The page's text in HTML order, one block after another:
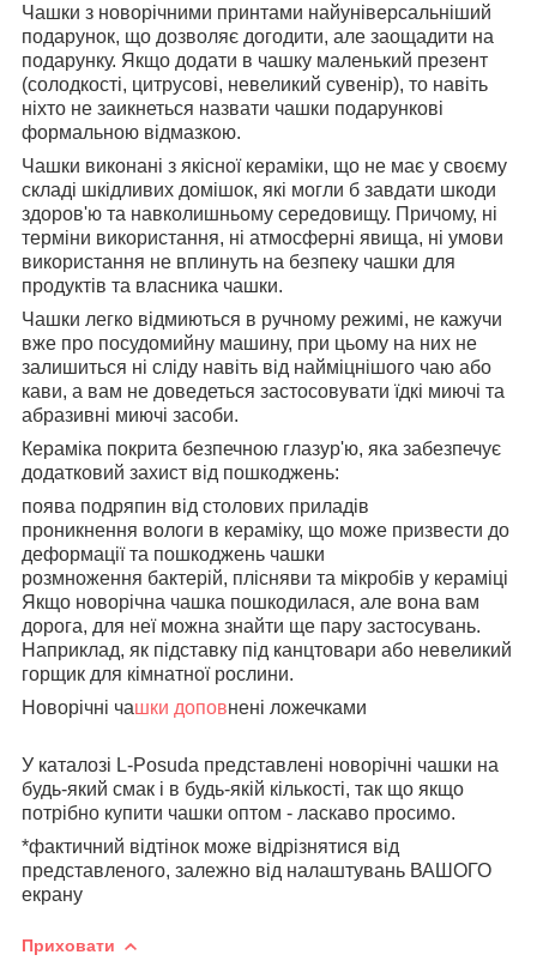
Чашки з новорічними принтами найуніверсальніший
подарунок, що дозволяє догодити, але заощадити на
подарунку. Якщо додати в чашку маленький презент
(солодкості, цитрусові, невеликий сувенір), то навіть
ніхто не заикнеться назвати чашки подарункові
формальною відмазкою.
Чашки виконані з якісної кераміки, що не має у своєму
складі шкідливих домішок, які могли б завдати шкоди
здоров'ю та навколишньому середовищу. Причому, ні
терміни використання, ні атмосферні явища, ні умови
використання не вплинуть на безпеку чашки для
продуктів та власника чашки.
Чашки легко відмиються в ручному режимі, не кажучи
вже про посудомийну машину, при цьому на них не
залишиться ні сліду навіть від найміцнішого чаю або
кави, а вам не доведеться застосовувати їдкі миючі та
абразивні миючі засоби.
Кераміка покрита безпечною глазур'ю, яка забезпечує
додатковий захист від пошкоджень:
поява подряпин від столових приладів
проникнення вологи в кераміку, що може призвести до
деформації та пошкоджень чашки
розмноження бактерій, плісняви та мікробів у кераміці
Якщо новорічна чашка пошкодилася, але вона вам
дорога, для неї можна знайти ще пару застосувань.
Наприклад, як підставку під канцтовари або невеликий
горщик для кімнатної рослини.
Новорічні чашки доповнені ложечками
У каталозі L-Posuda представлені новорічні чашки на
будь-який смак і в будь-якій кількості, так що якщо
потрібно купити чашки оптом - ласкаво просимо.
*фактичний відтінок може відрізнятися від
представленого, залежно від налаштувань ВАШОГО
екрану
Приховати